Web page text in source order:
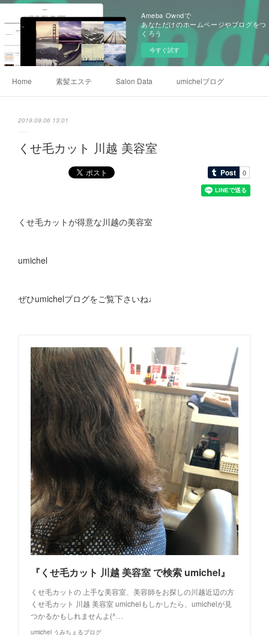
Ameba Owndで
あなただけのホームページやブログをつ
くろう
今すぐ試す
Home 素髪エステ Salon Data umichelブログ
2019.09.06 13:01
くせ毛カット 川越 美容室
くせ毛カットが得意な川越の美容室
umichel
ぜひumichelブログをご覧下さいね♩
『くせ毛カット 川越 美容室 で検索 umichel』
くせ毛カットの 上手な美容室、美容師をお探しの川越近辺の方
くせ毛カット 川越 美容室 umichelもしかしたら、umichelが見
つかるかもしれませんよ(^…
umichel うみちぇるブログ